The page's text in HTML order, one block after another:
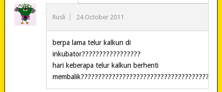
Rusli 24 October 2011
berpa lama telur kalkun di
inkubator?????????????????
hari keberapa telur kalkun berhenti